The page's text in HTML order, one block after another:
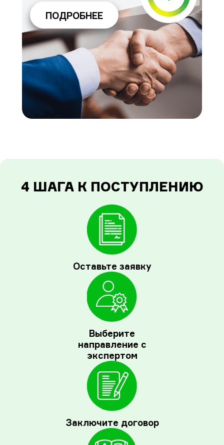
ПОДРОБНЕЕ
4 ШАГА К ПОСТУПЛЕНИЮ
Оставьте заявку
Выберите
направление с
экспертом
Заключите договор